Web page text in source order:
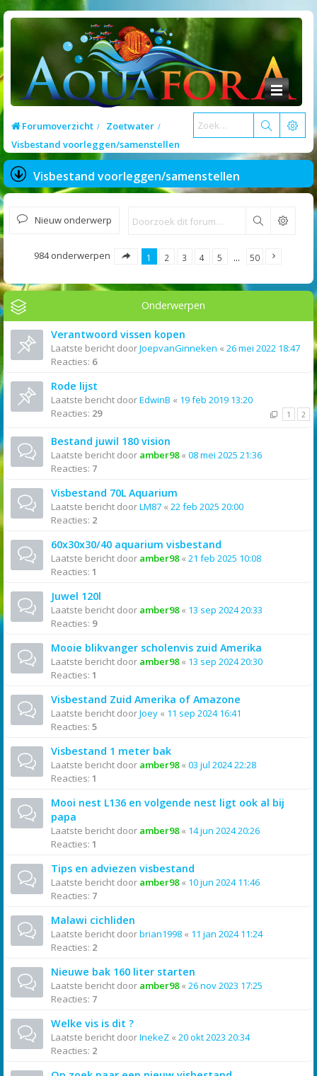
Forumoverzicht
Zoetwater
Visbestand voorleggen/samenstellen
Visbestand voorleggen/samenstellen
Nieuw onderwerp Zoek
984 onderwerpen 1 2 3 4 5 … 50
Onderwerpen
Verantwoord vissen kopen
Laatste bericht doorJoepvanGinneken « 26 mei 2022 18:47
Reacties: 6
Rode lijst
Laatste bericht doorEdwinB « 19 feb 2019 13:20
Reacties: 29 1 2
Bestand juwil 180 vision
Laatste bericht door amber98« 08 mei 2025 21:36
Reacties: 7
Visbestand 70L Aquarium
Laatste bericht doorLM87 « 22 feb 2025 20:00
Reacties: 2
60x30x30/40 aquarium visbestand
Laatste bericht door amber98« 21 feb 2025 10:08
Reacties: 1
Juwel 120l
Laatste bericht door amber98« 13 sep 2024 20:33
Reacties: 9
Mooie blikvanger scholenvis zuid Amerika
Laatste bericht door amber98« 13 sep 2024 20:30
Reacties: 1
Visbestand Zuid Amerika of Amazone
Laatste bericht doorJoey « 11 sep 2024 16:41
Reacties: 5
Visbestand 1 meter bak
Laatste bericht door amber98« 03 jul 2024 22:28
Reacties: 1
Mooi nest L136 en volgende nest ligt ook al bij
papa
Laatste bericht door amber98« 14 jun 2024 20:26
Reacties: 1
Tips en adviezen visbestand
Laatste bericht door amber98« 10 jun 2024 11:46
Reacties: 7
Malawi cichliden
Laatste bericht doorbrian1998 « 11 jan 2024 11:24
Reacties: 2
Nieuwe bak 160 liter starten
Laatste bericht door amber98« 26 nov 2023 17:25
Reacties: 7
Welke vis is dit ?
Laatste bericht doorInekeZ « 20 okt 2023 20:34
Reacties: 2